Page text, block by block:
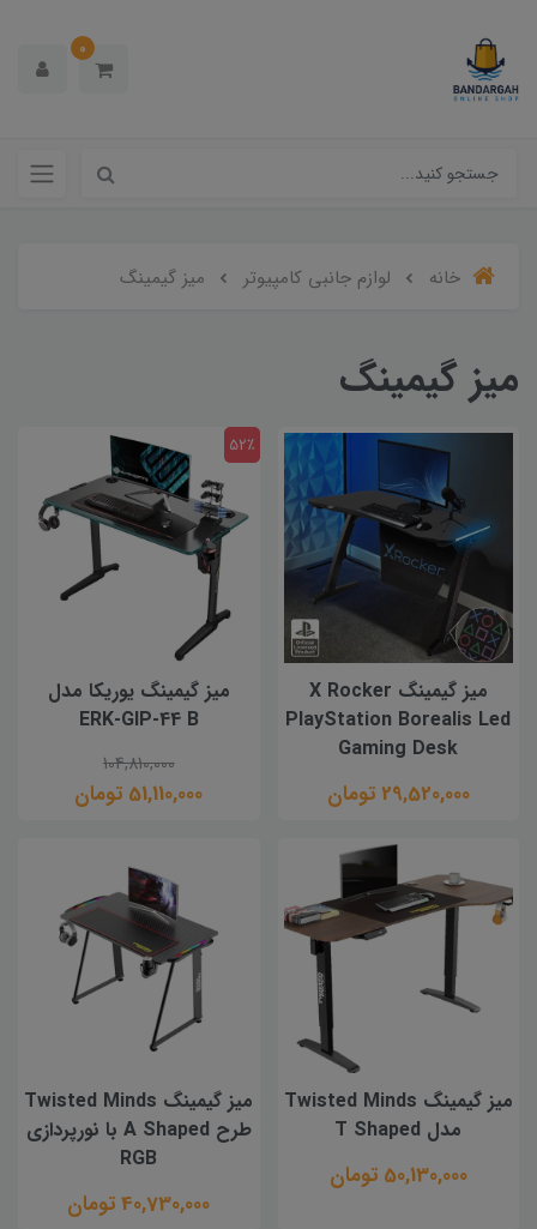
0
خانه لوازم جانبی کامپیوتر میز گیمینگ
میز گیمینگ
میز گیمینگ X Rocker
PlayStation Borealis Led
Gaming Desk
29,520,000 تومان
میز گیمینگ یوریکا مدل
ERK-GIP-44 B
104,810,000
51,110,000 تومان
52٪
ميز گيمينگ Twisted Minds
مدل T Shaped
50,130,000 تومان
میز گیمینگ Twisted Minds
طرح A Shaped با نورپردازی
RGB
40,730,000 تومان